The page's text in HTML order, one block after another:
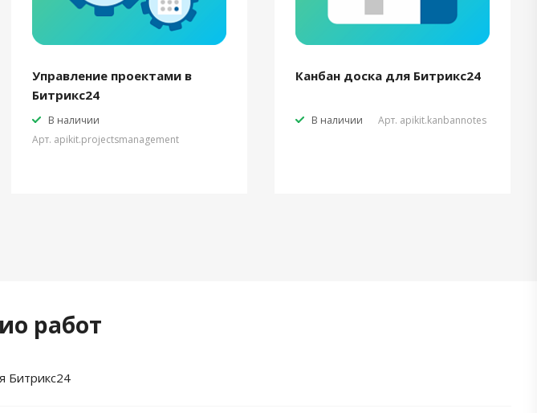
Управление проектами в
Битрикс24
В наличии
Арт. apikit.projectsmanagement
Канбан доска для Битрикс24
В наличии Арт. apikit.kanbannotes
работ
Битрикс24